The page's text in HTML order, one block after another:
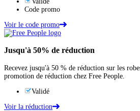
Code promo
Voir le code promo
Jusqu'à 50% de réduction
Recevez jusqu'à 50 % de réduction sur les
promotion de réduction chez Free People.
Validé
Voir la réduction